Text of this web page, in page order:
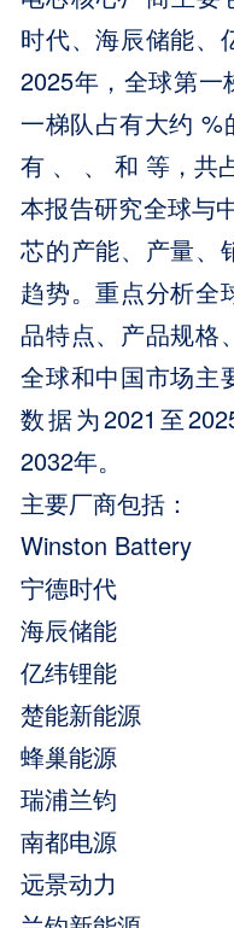
时代、海辰储能、
2025年，全球第
一梯队占有大约
有 、 、 和 等，共
本报告研究全球与
芯的产能、产量、
趋势。重点分析全
品特点、产品规格
全球和中国市场主
数据为2021至
2032年。
主要厂商包括：
Winston Battery
宁德时代
海辰储能
亿纬锂能
楚能新能源
蜂巢能源
瑞浦兰钧
南都电源
远景动力